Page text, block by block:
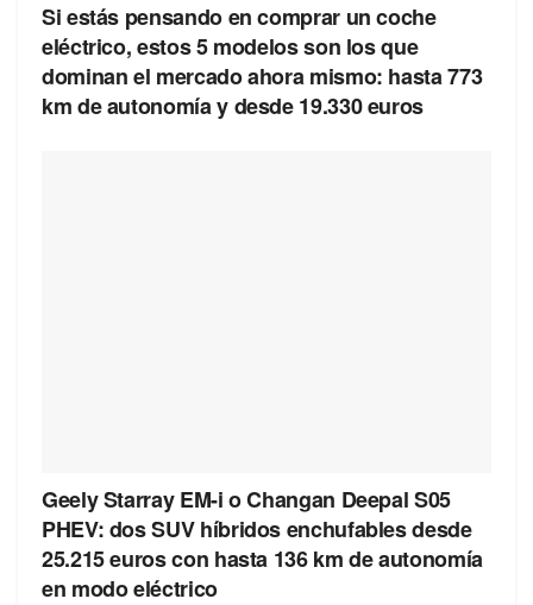
Si estás pensando en comprar un coche
eléctrico, estos 5 modelos son los que
dominan el mercado ahora mismo: hasta 773
km de autonomía y desde 19.330 euros
Geely Starray EM-i o Changan Deepal S05
PHEV: dos SUV híbridos enchufables desde
25.215 euros con hasta 136 km de autonomía
en modo eléctrico